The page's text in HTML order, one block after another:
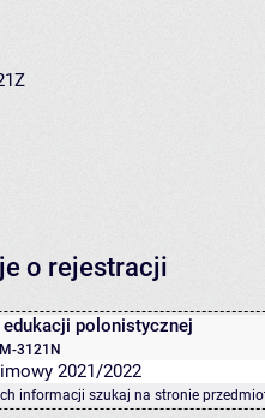
o rejestracji
polonistycznej
3121N
2021/2022
informacji szukaj na stronie